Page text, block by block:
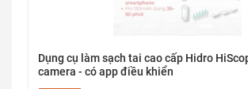
Dụng cụ làm sạch tai cao cấp Hidro
camera - có app điều khiển